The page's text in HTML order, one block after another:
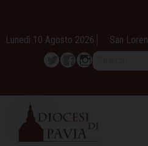
content
Lunedì 10 Agosto 2026 San
TwitterFacebook
Instagram